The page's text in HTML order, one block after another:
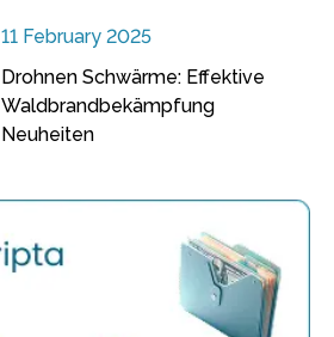
11 February 2025
Drohnen Schwärme: Effektive
Waldbrandbekämpfung
Neuheiten